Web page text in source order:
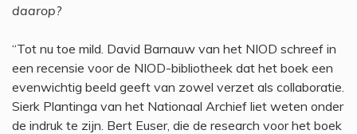
daarop?
“Tot nu toe mild. David Barnauw van het NIOD schreef in
een recensie voor de NIOD-bibliotheek dat het boek een
evenwichtig beeld geeft van zowel verzet als collaboratie.
Sierk Plantinga van het Nationaal Archief liet weten onder
de indruk te zijn. Bert Euser, die de research voor het boek